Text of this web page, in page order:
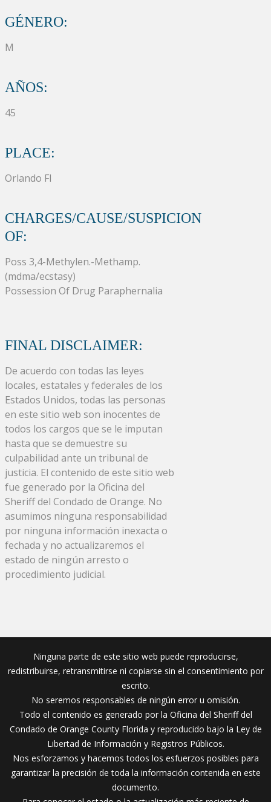
GÉNERO:
M
AÑOS:
45
PLACE:
Orlando Fl
CHARGES/CAUSE/SUSPICION
OF:
Poss 3,4-Methylen.-Methamp.
(mdma/ecstasy)
Possession Of Drug Paraphernalia
FINAL DISCLAIMER:
De acuerdo con todas las leyes
locales, estatales y federales de los
Estados Unidos, todas las personas
en este sitio web son inocentes de
todos los cargos que se le imputan
hasta que se demuestre su
culpabilidad ante un tribunal de
justicia. El contenido de este sitio web
fue generado por la Oficina del
Sheriff del Condado de Orange. No
asumimos ninguna responsabilidad
por ninguna información inexacta o
fechada y no actualizaremos el
estado de ningún arresto o
procedimiento judicial.
Ninguna parte de este sitio web puede reproducirse,
redistribuirse, retransmitirse ni copiarse sin el consentimiento por
escrito.
No seremos responsables de ningún error u omisión.
Todo el contenido es generado por la Oficina del Sheriff del
Condado de Orange County Florida y reproducido bajo la Ley de
Libertad de Información y Registros Públicos.
Nos esforzamos y hacemos todos los esfuerzos posibles para
garantizar la precisión de toda la información contenida en este
documento.